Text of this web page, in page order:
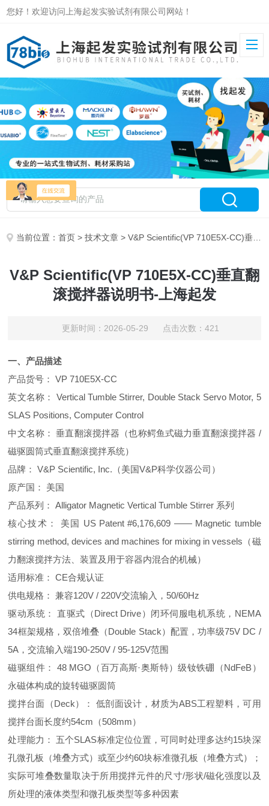
您好！欢迎访问上海起发实验试剂有限公司网站！
当前位置：首页 >技术文章 > V&P Scientific(VP 710E5X-CC)垂直翻滚搅拌器说明书-上海起发
V&P Scientific(VP 710E5X-CC)垂直翻
滚搅拌器说明书-上海起发
更新时间：2026-05-29 点击次数：421
一、产品描述
产品货号： VP 710E5X-CC
英文名称： Vertical Tumble Stirrer, Double Stack Servo Motor, 5
SLAS Positions, Computer Control
中文名称： 垂直翻滚搅拌器（也称鳄鱼式磁力垂直翻滚搅拌器 /
磁驱圆筒式垂直翻滚搅拌系统）
品牌： V&P Scientific, Inc.（美国V&P科学仪器公司）
原产国： 美国
产品系列： Alligator Magnetic Vertical Tumble Stirrer 系列
核心技术： 美国 US Patent #6,176,609 —— Magnetic tumble
stirring method, devices and machines for mixing in vessels（磁
力翻滚搅拌方法、装置及用于容器内混合的机械）
适用标准： CE合规认证
供电规格： 兼容120V / 220V交流输入，50/60Hz
驱动系统： 直驱式（Direct Drive）闭环伺服电机系统，NEMA
34框架规格，双倍堆叠（Double Stack）配置，功率级75V DC /
5A，交流输入端190-250V / 95-125V范围
磁驱组件： 48 MGO（百万高斯·奥斯特）级钕铁硼（NdFeB）
永磁体构成的旋转磁驱圆筒
搅拌台面（Deck）： 低剖面设计，材质为ABS工程塑料，可用
搅拌台面长度约54cm（508mm）
处理能力： 五个SLAS标准定位位置，可同时处理多达约15块深
孔微孔板（堆叠方式）或至少约60块标准微孔板（堆叠方式）；
实际可堆叠数量取决于所用搅拌元件的尺寸/形状/磁化强度以及
所处理的液体类型和微孔板类型等多种因素